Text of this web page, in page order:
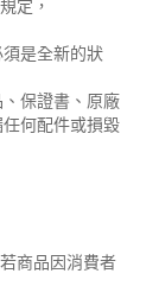
定，
是全新的狀
保證書、原廠
何配件或損毀
商品因消費者